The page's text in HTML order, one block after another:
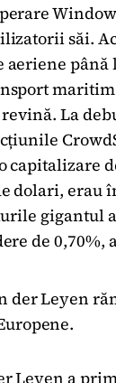
săi.
până
La
capitalizare
dolari, erau
gigantul
de 0,70%,
der Leyen
Leyen a